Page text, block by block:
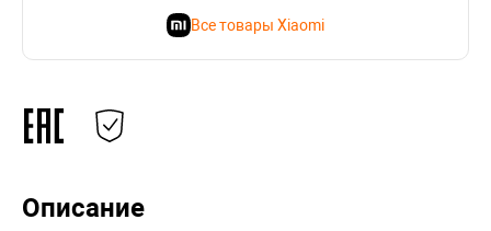
Все товары Xiaomi
Описание